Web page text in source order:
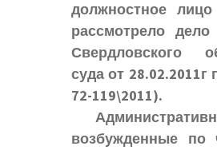
должностное лицо
рассмотрело
Свердловского
суда от
72-119\2011).
возбужденные по